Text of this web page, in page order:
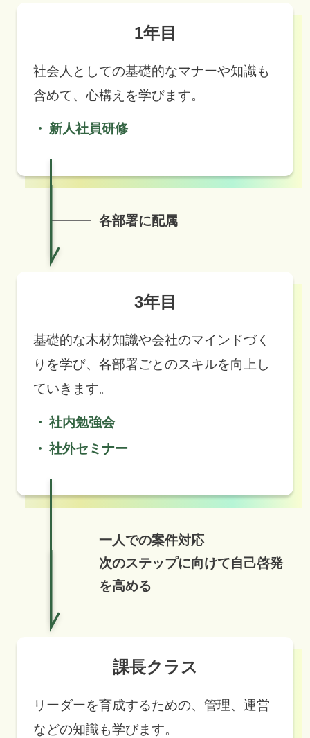
1年目
社会人としての基礎的なマナーや知識も
含めて、心構えを学びます。
新人社員研修
各部署に配属
3年目
基礎的な木材知識や会社のマインドづく
りを学び、各部署ごとのスキルを向上し
ていきます。
社内勉強会
社外セミナー
一人での案件対応
次のステップに向けて自己啓発
を高める
課長クラス
リーダーを育成するための、管理、運営
などの知識も学びます。